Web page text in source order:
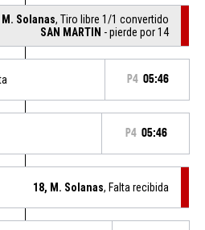
M. Solanas, Tiro libre 1/1 convertido
SAN MARTIN - pierde por 14
P4 05:46
P4 05:46
18, M. Solanas, Falta recibida